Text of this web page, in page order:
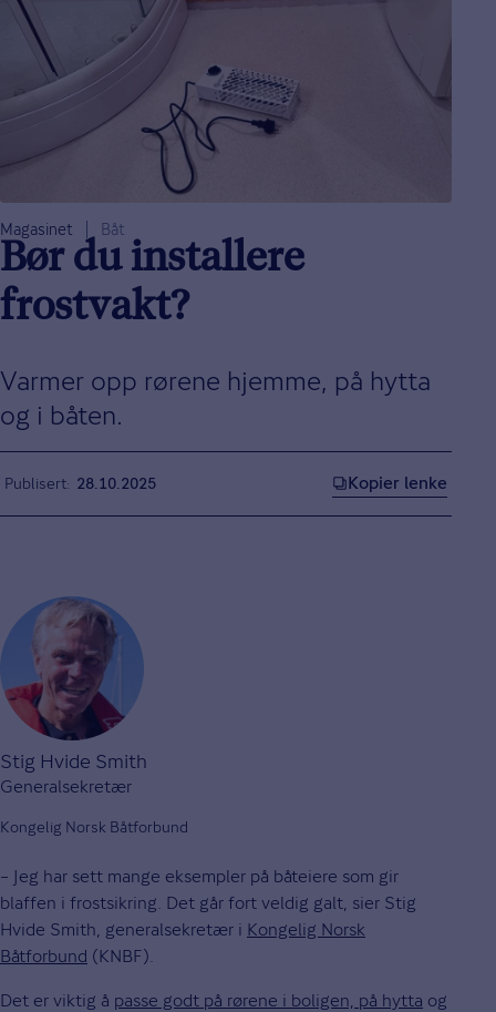
Magasinet Båt
Bør du installere
frostvakt?
Varmer opp rørene hjemme, på hytta
og i båten.
Publisert 28.10.2025 Kopier lenke
Stig Hvide Smith
Generalsekretær
Kongelig Norsk Båtforbund
– Jeg har sett mange eksempler på båteiere som gir
blaffen i frostsikring. Det går fort veldig galt, sier Stig
Hvide Smith, generalsekretær i Kongelig Norsk
Båtforbund (KNBF).
Det er viktig å passe godt på rørene ­i boligen, på hytta og